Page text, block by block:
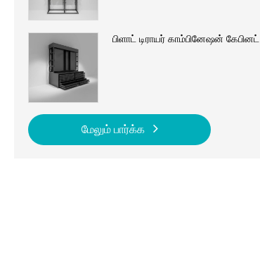
பிளாட் டிராயர் காம்பினேஷன் கேபினட்
மேலும் பார்க்க